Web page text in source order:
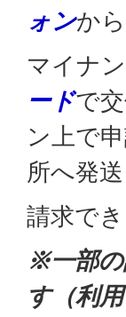
ォンか
マイナ
ードで
ン上で
所へ発送
請求で
※一部の
す（利